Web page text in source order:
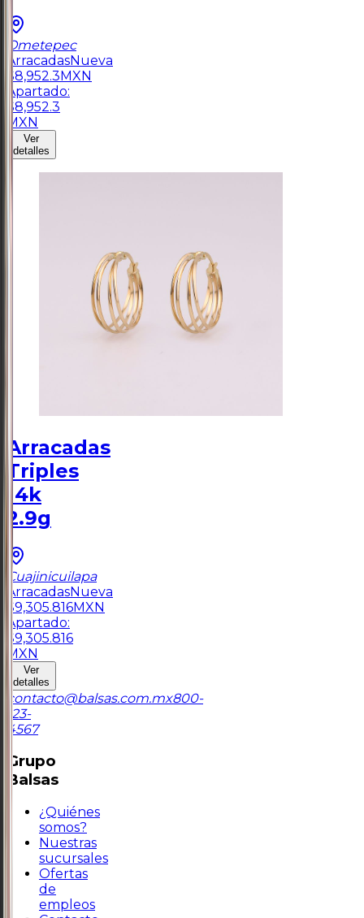
Ometepec
ArracadasNueva
$8,952.3MXN
Apartado:
$8,952.3
MXN
Ver
detalles
Arracadas
Triples
14k
2.9g
Cuajinicuilapa
ArracadasNueva
$9,305.816MXN
Apartado:
$9,305.816
MXN
Ver
detalles
contacto@balsas.com.mx800-
123-
4567
Grupo
Balsas
¿Quiénes
somos?
Nuestras
sucursales
Ofertas
de
empleos